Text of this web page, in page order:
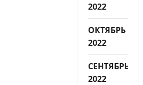
2022
ОКТЯБРЬ
2022
СЕНТЯБРЬ
2022